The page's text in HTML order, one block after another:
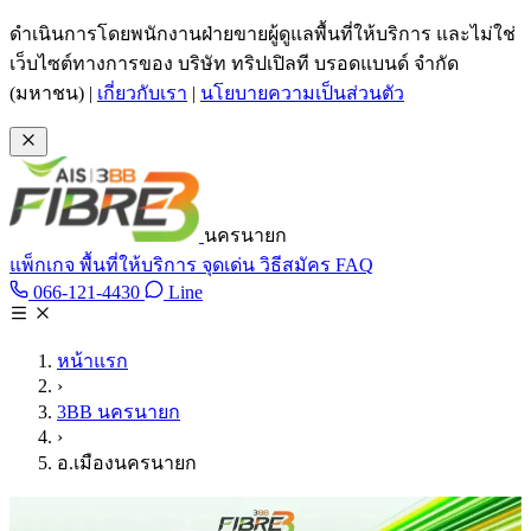
ข้ามไปเนื้อหาหลัก
ดำเนินการโดยพนักงานฝ่ายขายผู้ดูแลพื้นที่ให้บริการ และไม่ใช่
เว็บไซต์ทางการของ บริษัท ทริปเปิลที บรอดแบนด์ จำกัด
(มหาชน) | เกี่ยวกับเรา | นโยบายความเป็นส่วนตัว
นครนายก
แพ็กเกจ พื้นที่ให้บริการ จุดเด่น วิธีสมัคร FAQ
066-121-4430 โทร 066-121-4430
LineLine @tan3bb
หน้าแรก
›
3BB นครนายก
›
อ.เมืองนครนายก